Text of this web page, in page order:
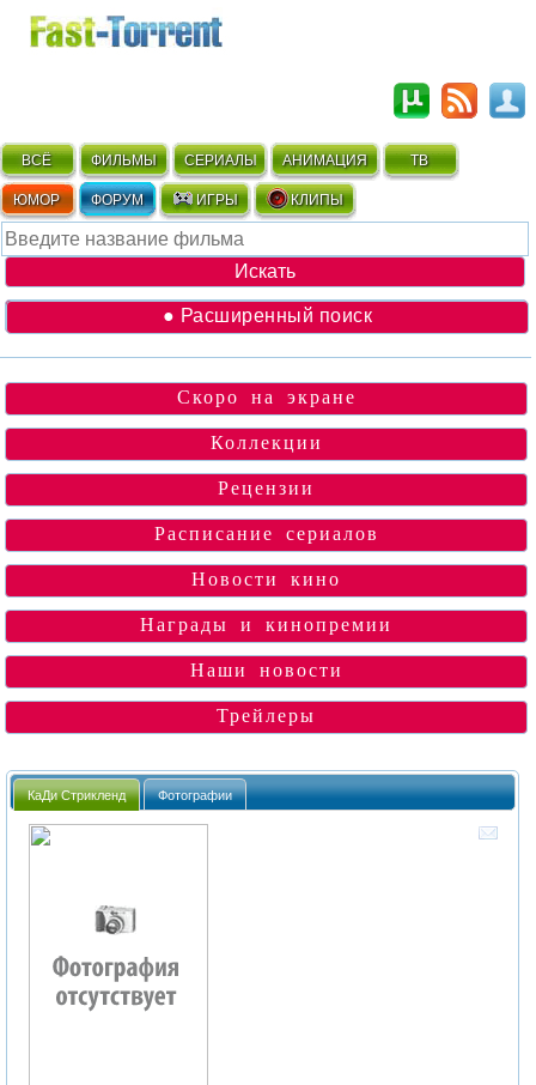
ВСЁ ФИЛЬМЫ СЕРИАЛЫ АНИМАЦИЯ ТВ
ЮМОР ФОРУМ ИГРЫ КЛИПЫ
● Расширенный поиск
Скоро на экране
Коллекции
Рецензии
Расписание сериалов
Новости кино
Награды и кинопремии
Наши новости
Трейлеры
КаДи Стрикленд Фотографии